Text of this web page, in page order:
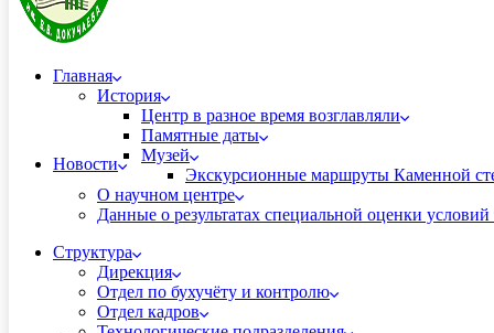
Главная
История
Центр в разное время возглавляли
Памятные даты
Музей
Экскурсионные маршруты Каменной
О научном центре
Данные о результатах специальной оценки условий
Новости
Структура
Дирекция
Отдел по бухучёту и контролю
Отдел кадров